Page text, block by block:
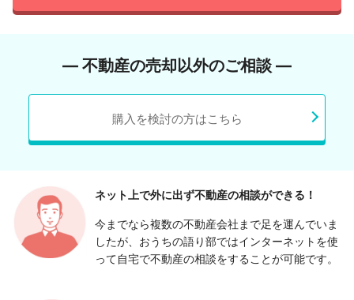
― 不動産の売却以外のご相談 ―
購入を検討の方はこちら
ネット上で外に出ず不動産の相談ができる！
今までなら複数の不動産会社まで足を運んでいま
したが、おうちの語り部ではインターネットを使
って自宅で不動産の相談をすることが可能です。